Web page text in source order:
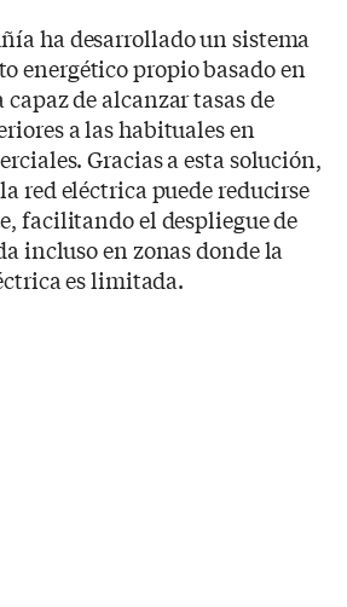
ha desarrollado un sistema
energético propio basado en
de alcanzar tasas de
a las habituales en
Gracias a esta solución,
red eléctrica puede reducirse
facilitando el despliegue de
incluso en zonas donde la
es limitada.